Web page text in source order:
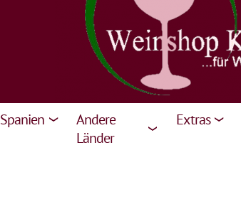
Spanien
Andere
Länder
Extras